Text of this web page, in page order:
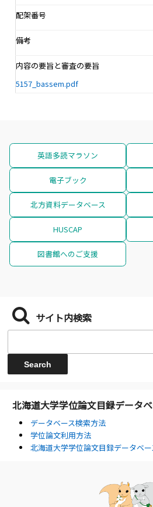
配架番号
備考
内容の要旨と審査の要旨
5157_bassem.pdf
英語多読マラソン
電子ブック
北方資料データベース
HUSCAP
図書館へのご支援
サイト内検索
北海道大学学位論文目録データ
データベース検索方法
学位論文利用方法
北海道大学学位論文目録データベ